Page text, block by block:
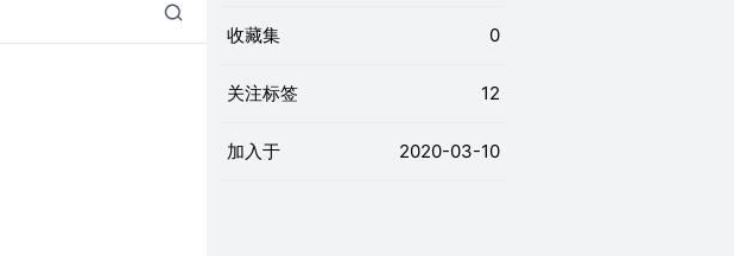
收藏集 0
关注标签 12
加入于 2020-03-10